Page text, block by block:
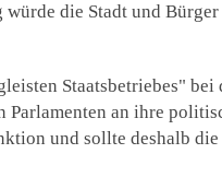
die Stadt und
Staatsbetriebes"
an ihre
und sollte deshalb